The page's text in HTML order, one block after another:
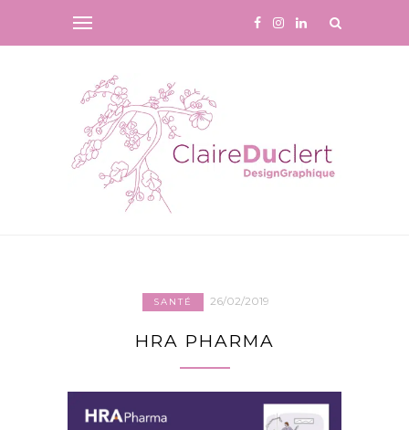
SANTÉ 26/02/2019
HRA PHARMA